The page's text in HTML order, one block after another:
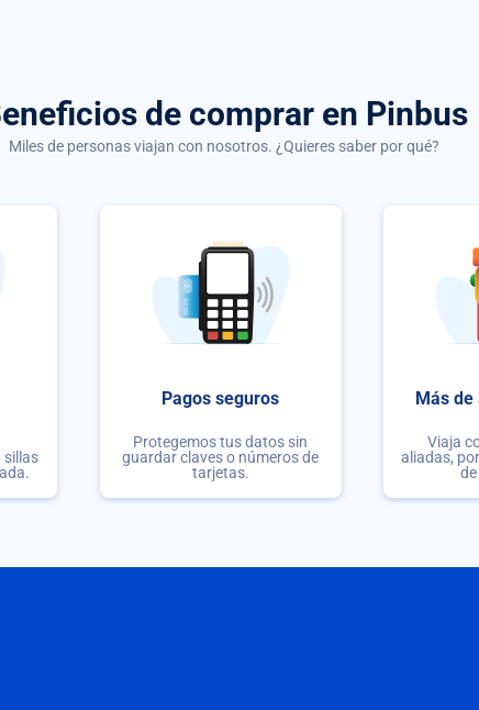
de comprar en Pinbus
Miles de personas viajan con nosotros. ¿Quieres saber por qué?
sillas
Pagos seguros
Protegemos tus datos sin
guardar claves o números de
tarjetas.
Más de
Viaja
aliadas,